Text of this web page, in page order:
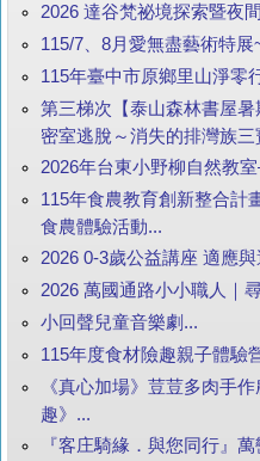
2026 達谷梵祕境探索暨夜
115/7、8月愛無盡藝術特
115年臺中市原鄉里山淨零
第三梯次【泰山森林書屋
密室逃脫～消失的排灣族三
2026年台東小野柳自然教
115年食農教育創新整合計
食農體驗活動...
2026 0-3歲公益講座 適應
2026 萬國通路小小職人｜
小回聲兒童音樂劇...
115年度食材險趣親子體驗
《真心加場》荳荳多肉手
趣》...
『客庄騎緣．與您同行』